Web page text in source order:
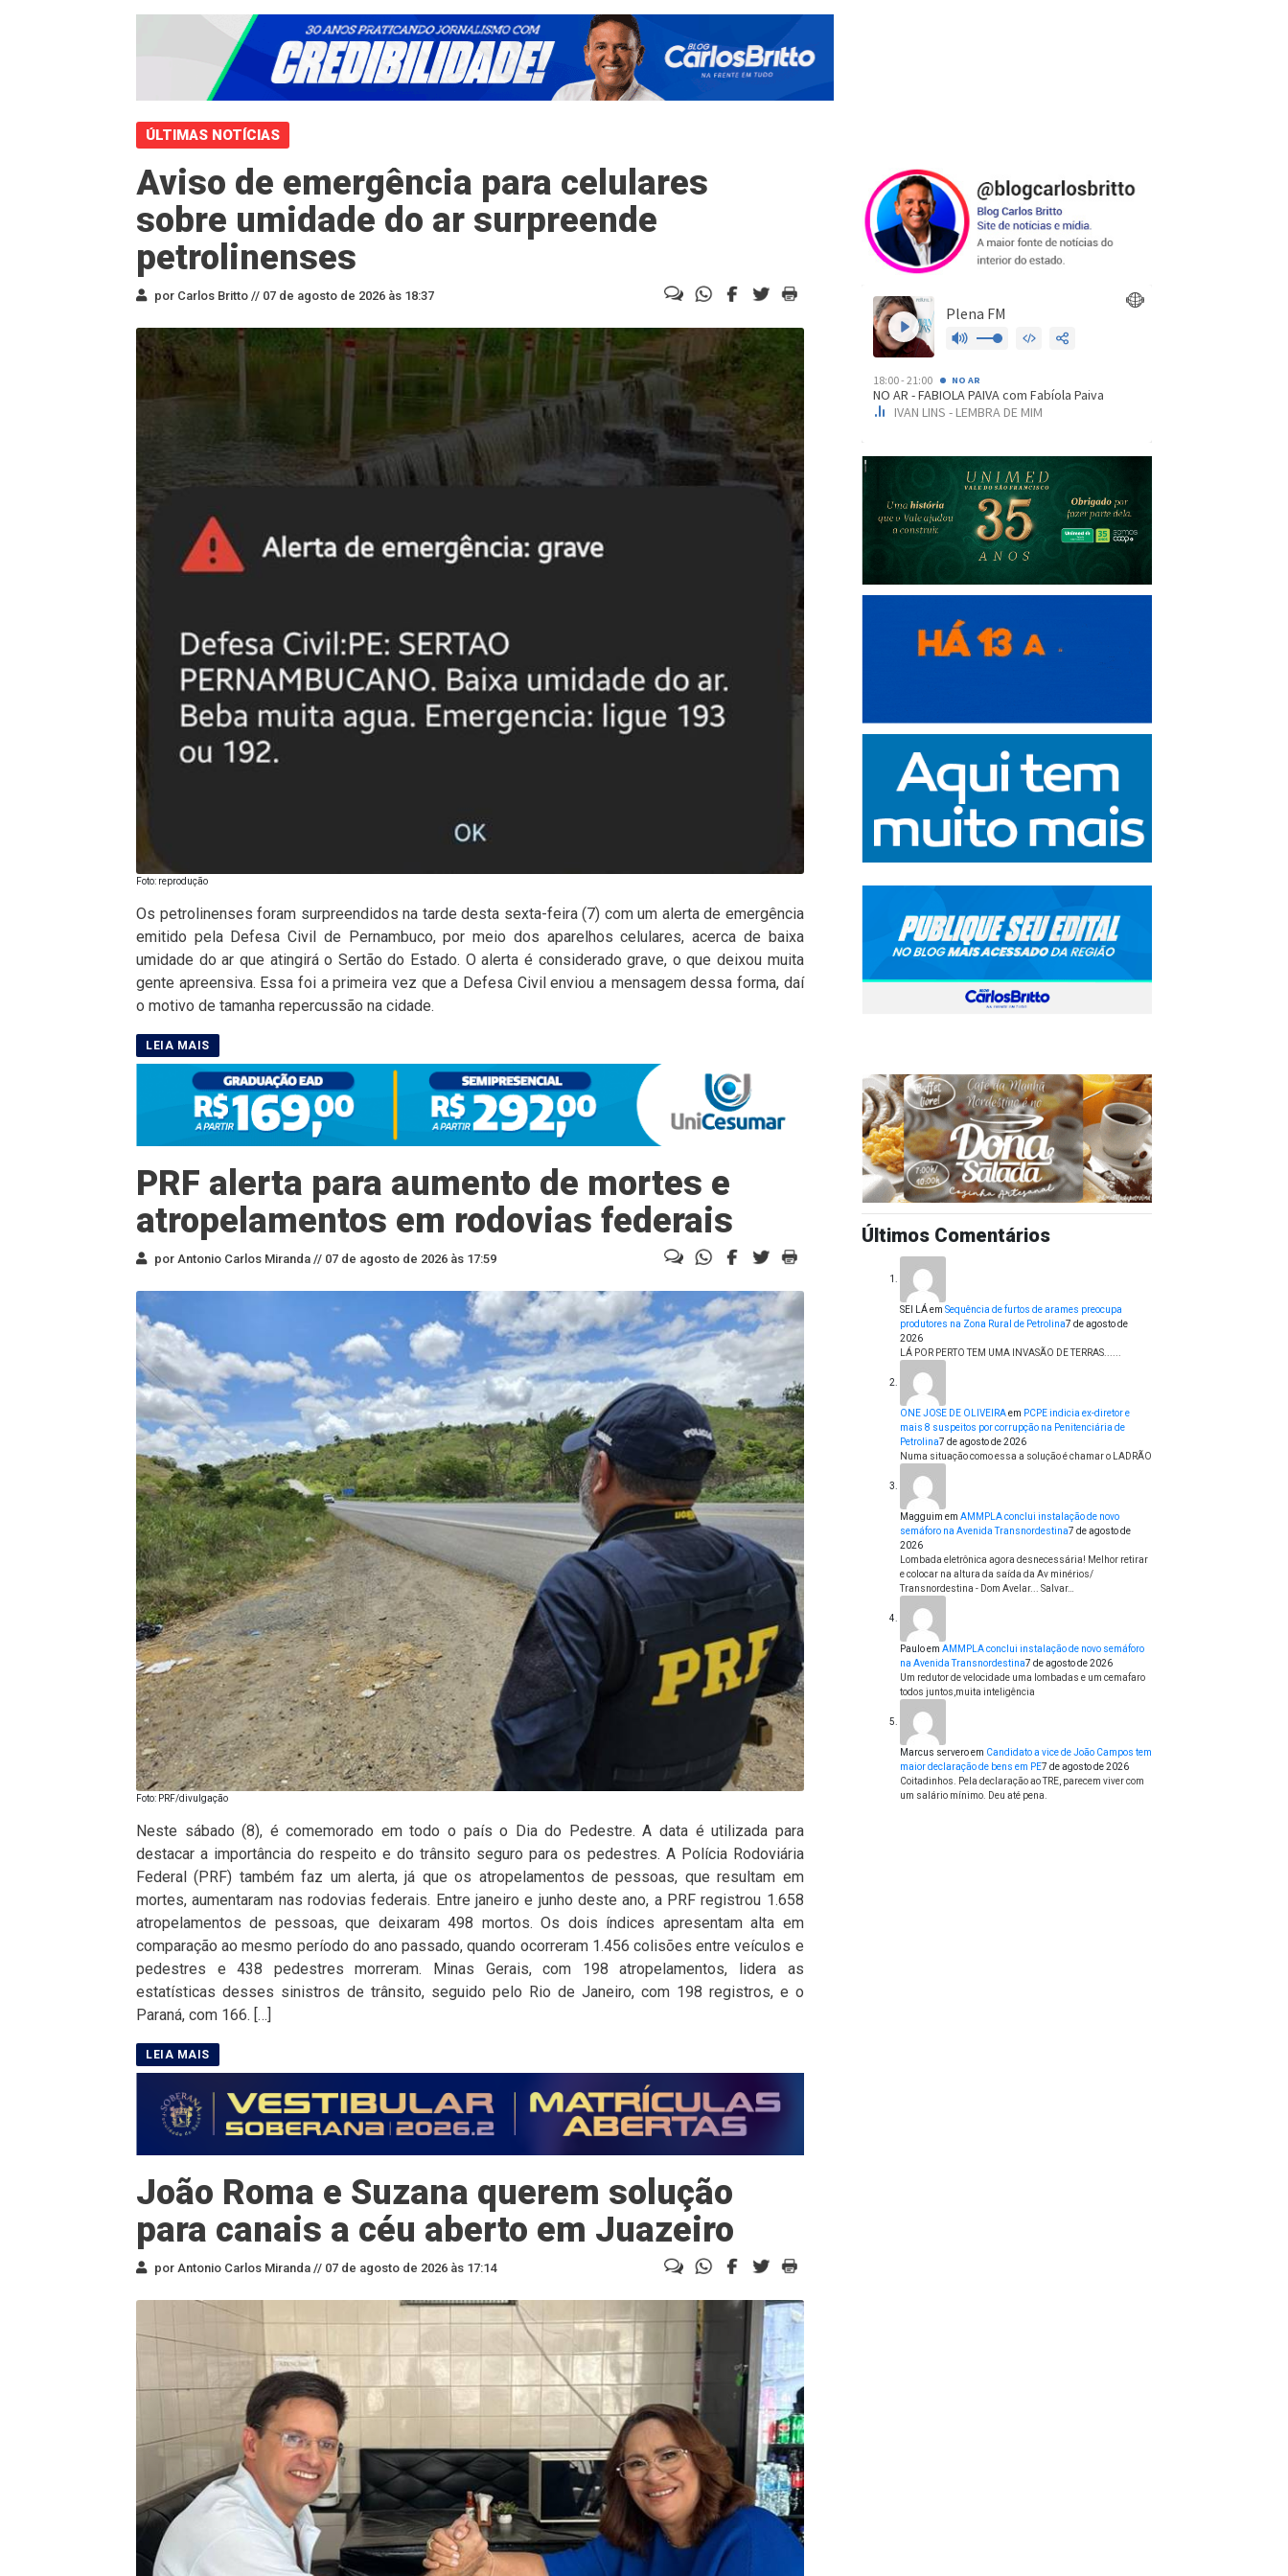
ÚLTIMAS NOTÍCIAS
Aviso de emergência para celulares
sobre umidade do ar surpreende
petrolinenses
por Carlos Britto // 07 de agosto de 2026 às 18:37
Foto: reprodução
Os petrolinenses foram surpreendidos na tarde desta sexta-feira (7) com um alerta de emergência
emitido pela Defesa Civil de Pernambuco, por meio dos aparelhos celulares, acerca de baixa
umidade do ar que atingirá o Sertão do Estado. O alerta é considerado grave, o que deixou muita
gente apreensiva. Essa foi a primeira vez que a Defesa Civil enviou a mensagem dessa forma, daí
o motivo de tamanha repercussão na cidade.
PRF alerta para aumento de mortes e
atropelamentos em rodovias federais
por Antonio Carlos Miranda // 07 de agosto de 2026 às 17:59
Foto: PRF/divulgação
Neste sábado (8), é comemorado em todo o país o Dia do Pedestre. A data é utilizada para
destacar a importância do respeito e do trânsito seguro para os pedestres. A Polícia Rodoviária
Federal (PRF) também faz um alerta, já que os atropelamentos de pessoas, que resultam em
mortes, aumentaram nas rodovias federais. Entre janeiro e junho deste ano, a PRF registrou 1.658
atropelamentos de pessoas, que deixaram 498 mortos. Os dois índices apresentam alta em
comparação ao mesmo período do ano passado, quando ocorreram 1.456 colisões entre veículos e
pedestres e 438 pedestres morreram. Minas Gerais, com 198 atropelamentos, lidera as
estatísticas desses sinistros de trânsito, seguido pelo Rio de Janeiro, com 198 registros, e o
Paraná, com 166. […]
João Roma e Suzana querem solução
para canais a céu aberto em Juazeiro
por Antonio Carlos Miranda // 07 de agosto de 2026 às 17:14
Últimos Comentários
SEI LÁem Sequência de furtos de arames preocupa
produtores na Zona Rural de Petrolina7 de agosto de
2026
LÁ POR PERTO TEM UMA INVASÃO DE TERRAS......
ONE JOSE DE OLIVEIRAem PCPE indicia ex-diretor e
mais 8 suspeitos por corrupção na Penitenciária de
Petrolina7 de agosto de 2026
Numa situação como essa a solução é chamar o LADRÃO
Magguim em AMMPLA conclui instalação de novo
semáforo na Avenida Transnordestina7 de agosto de
2026
Lombada eletrônica agora desnecessária! Melhor retirar
e colocar na altura da saída da Av minérios/
Transnordestina - Dom Avelar... Salvar…
Pauloem AMMPLA conclui instalação de novo semáforo
na Avenida Transnordestina7 de agosto de 2026
Um redutor de velocidade uma lombadas e um cemafaro
todos juntos,muita inteligência
Marcus serveroem Candidato a vice de João Campos tem
maior declaração de bens em PE7 de agosto de 2026
Coitadinhos. Pela declaração ao TRE, parecem viver com
um salário mínimo. Deu até pena.